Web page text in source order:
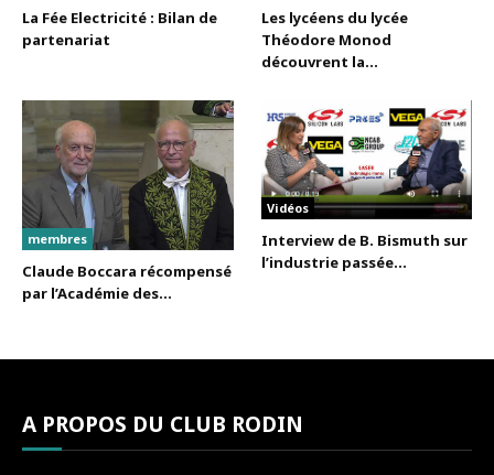
La Fée Electricité : Bilan de
partenariat
Les lycéens du lycée
Théodore Monod
découvrent la...
membres
Claude Boccara récompensé
par l’Académie des...
Vidéos
Interview de B. Bismuth sur
l’industrie passée...
A PROPOS DU CLUB RODIN